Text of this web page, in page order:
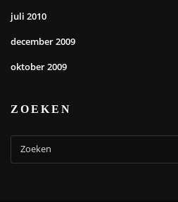
juli 2010
december 2009
oktober 2009
ZOEKEN